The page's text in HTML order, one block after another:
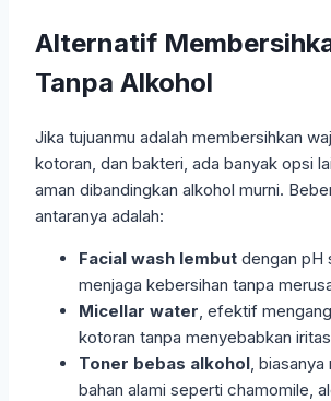
Alternatif
Tanpa Alkohol
Jika tujuanmu adalah membersihkan
kotoran, dan bakteri, ada banyak opsi
aman dibandingkan alkohol murni.
antaranya adalah:
Facial wash lembut dengan pH
menjaga kebersihan tanpa
Micellar water , efektif
kotoran tanpa menyebabkan
Toner bebas alkohol ,
bahan alami seperti chamomile,